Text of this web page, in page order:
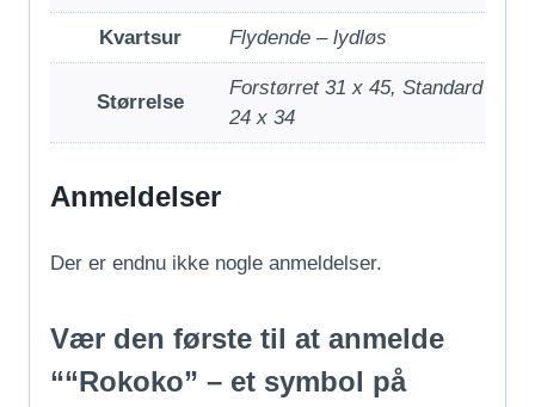
Kvartsur Flydende – lydløs
Størrelse
Forstørret 31 x 45, Standard
24 x 34
Anmeldelser
Der er endnu ikke nogle anmeldelser.
Vær den første til at anmelde
““Rokoko” – et symbol på